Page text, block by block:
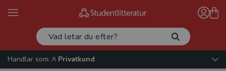
Handlar som:
Privatkund